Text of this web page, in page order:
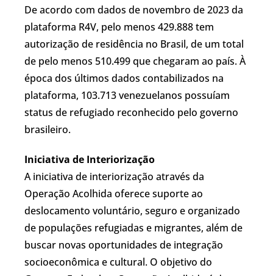
De acordo com dados de novembro de 2023 da
plataforma R4V, pelo menos 429.888 tem
autorização de residência no Brasil, de um total
de pelo menos 510.499 que chegaram ao país. À
época dos últimos dados contabilizados na
plataforma, 103.713 venezuelanos possuíam
status de refugiado reconhecido pelo governo
brasileiro.
Iniciativa de Interiorização
A iniciativa de interiorização através da
Operação Acolhida oferece suporte ao
deslocamento voluntário, seguro e organizado
de populações refugiadas e migrantes, além de
buscar novas oportunidades de integração
socioeconômica e cultural. O objetivo do